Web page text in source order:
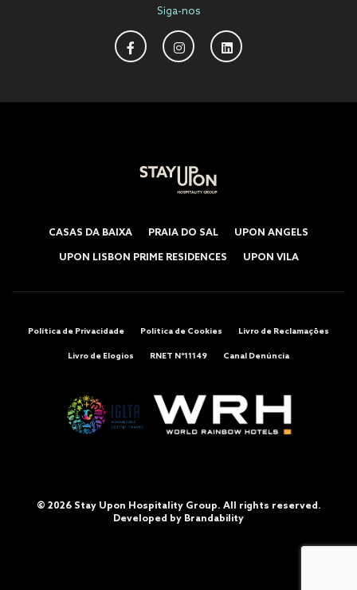
Siga-nos
CASAS DA BAIXA PRAIA DO SAL UPON ANGELS
UPON LISBON PRIME RESIDENCES UPON VILA
Política de Privacidade Política de Cookies Livro de Reclamações
Livro de Elogios RNET Nº11149 Canal Denúncia
© 2026 Stay Upon Hospitality Group. All rights reserved.
Developed by Brandability